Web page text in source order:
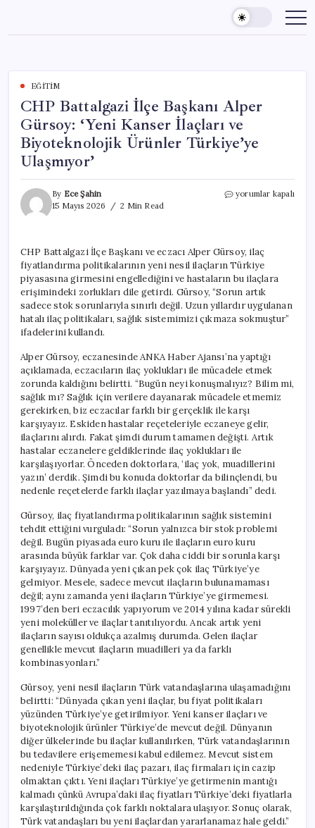
content
EĞITIM
CHP Battalgazi İlçe Başkanı Alper
Gürsoy: ‘Yeni Kanser İlaçları ve
Biyoteknolojik Ürünler Türkiye’ye
Ulaşmıyor’
By Ece Şahin
15 Mayıs 2026
2 Min Read
CHP
Gürsoy:
‘Yeni
Kanser
İlaçları
ve
Biyoteknolojik
Ürünler
için
yorumlar kapalı
CHP Battalgazi İlçe Başkanı ve eczacı Alper Gürsoy, ilaç
fiyatlandırma politikalarının yeni nesil ilaçların Türkiye
piyasasına girmesini engellediğini ve hastaların bu ilaçlara
erişimindeki zorlukları dile getirdi. Gürsoy, “Sorun artık
sadece stok sorunlarıyla sınırlı değil. Uzun yıllardır uygulanan
hatalı ilaç politikaları, sağlık sistemimizi çıkmaza sokmuştur”
ifadelerini kullandı.
Alper Gürsoy, eczanesinde ANKA Haber Ajansı’na yaptığı
açıklamada, eczacıların ilaç yoklukları ile mücadele etmek
zorunda kaldığını belirtti. “Bugün neyi konuşmalıyız? Bilim mi,
sağlık mı? Sağlık için verilere dayanarak mücadele etmemiz
gerekirken, biz eczacılar farklı bir gerçeklik ile karşı
karşıyayız. Eskiden hastalar reçeteleriyle eczaneye gelir,
ilaçlarını alırdı. Fakat şimdi durum tamamen değişti. Artık
hastalar eczanelere geldiklerinde ilaç yoklukları ile
karşılaşıyorlar. Önceden doktorlara, ‘ilaç yok, muadillerini
yazın’ derdik. Şimdi bu konuda doktorlar da bilinçlendi, bu
nedenle reçetelerde farklı ilaçlar yazılmaya başlandı” dedi.
Gürsoy, ilaç fiyatlandırma politikalarının sağlık sistemini
tehdit ettiğini vurguladı: “Sorun yalnızca bir stok problemi
değil. Bugün piyasada euro kuru ile ilaçların euro kuru
arasında büyük farklar var. Çok daha ciddi bir sorunla karşı
karşıyayız. Dünyada yeni çıkan pek çok ilaç Türkiye’ye
gelmiyor. Mesele, sadece mevcut ilaçların bulunamaması
değil; aynı zamanda yeni ilaçların Türkiye’ye girmemesi.
1997’den beri eczacılık yapıyorum ve 2014 yılına kadar sürekli
yeni moleküller ve ilaçlar tanıtılıyordu. Ancak artık yeni
ilaçların sayısı oldukça azalmış durumda. Gelen ilaçlar
genellikle mevcut ilaçların muadilleri ya da farklı
kombinasyonları.”
Gürsoy, yeni nesil ilaçların Türk vatandaşlarına ulaşamadığını
belirtti: “Dünyada çıkan yeni ilaçlar, bu fiyat politikaları
yüzünden Türkiye’ye getirilmiyor. Yeni kanser ilaçları ve
biyoteknolojik ürünler Türkiye’de mevcut değil. Dünyanın
diğer ülkelerinde bu ilaçlar kullanılırken, Türk vatandaşlarının
bu tedavilere erişememesi kabul edilemez. Mevcut sistem
nedeniyle Türkiye’deki ilaç pazarı, ilaç firmaları için cazip
olmaktan çıktı. Yeni ilaçları Türkiye’ye getirmenin mantığı
kalmadı çünkü Avrupa’daki ilaç fiyatları Türkiye’deki fiyatlarla
karşılaştırıldığında çok farklı noktalara ulaşıyor. Sonuç olarak,
Türk vatandaşları bu yeni ilaçlardan yararlanamaz hale geldi.”